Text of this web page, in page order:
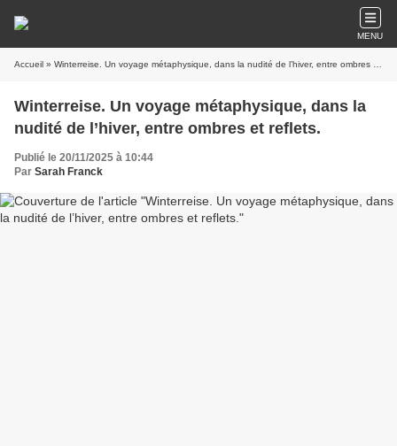
MENU
Accueil » Winterreise. Un voyage métaphysique, dans la nudité de l’hiver, entre ombres et reflets.
Winterreise. Un voyage métaphysique, dans la
nudité de l’hiver, entre ombres et reflets.
Publié le 20/11/2025 à 10:44
Par Sarah Franck